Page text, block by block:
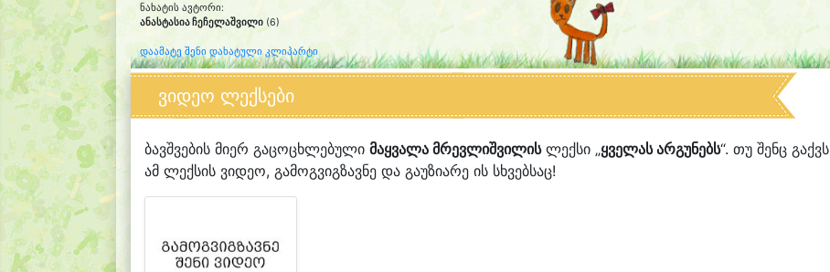
ნახატის ავტორი:
ანასტასია ჩეჩელაშვილი (6)
დაამატე შენი დახატული კლიპარტი
ვიდეო ლექსები
ბავშვების მიერ გაცოცხლებული მაყვალა მრევლიშვილისლექსი „ყველას არგუნებს“. თუ შენც გაქვს
ამ ლექსის ვიდეო, გამოგვიგზავნე და გაუზიარე ის სხვებსაც!